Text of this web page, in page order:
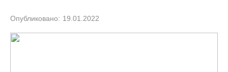
Опубликовано: 19.01.2022